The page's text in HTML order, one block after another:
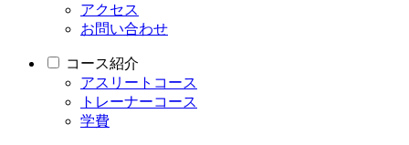
アクセス
お問い合わせ
コース紹介
アスリートコース
トレーナーコース
学費